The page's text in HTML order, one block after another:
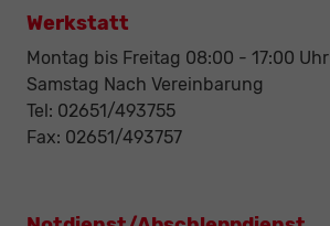
Werkstatt
Montag bis Freitag 08:00 - 17:00 Uhr
Samstag Nach Vereinbarung
Tel: 02651/493755
Fax: 02651/493757